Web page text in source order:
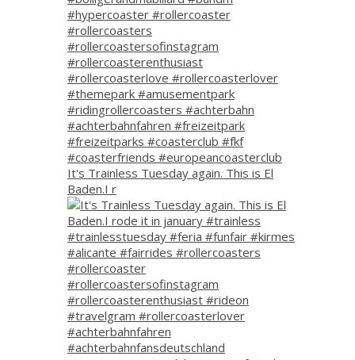
It's Trainless Tuesday again. This is El
Baden.I r